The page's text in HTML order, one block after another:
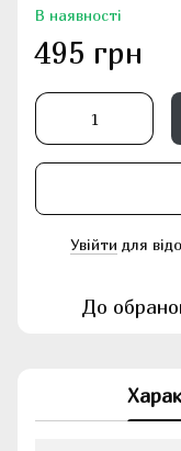
В наявності
495 грн
Увійти для
До